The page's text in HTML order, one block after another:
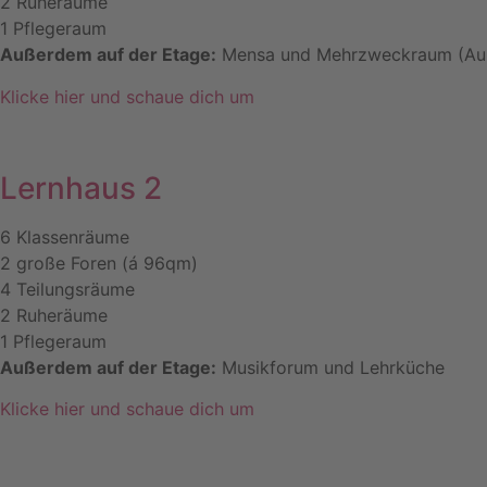
1 Pflegeraum
Außerdem auf der Etage: Mensa und Mehrzweckraum
Klicke hier und schaue dich um
Lernhaus 2
6 Klassenräume
2 große Foren (á 96qm)
4 Teilungsräume
2 Ruheräume
1 Pflegeraum
Außerdem auf der Etage: Musikforum und Lehrküche
Klicke hier und schaue dich um